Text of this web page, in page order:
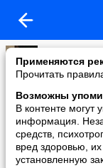
Применяются
Прочитать
Возможны
В контенте могут
информация.
средств,
вред здоровью,
установленную
Саня
added a photo
05 Oct в 14:25